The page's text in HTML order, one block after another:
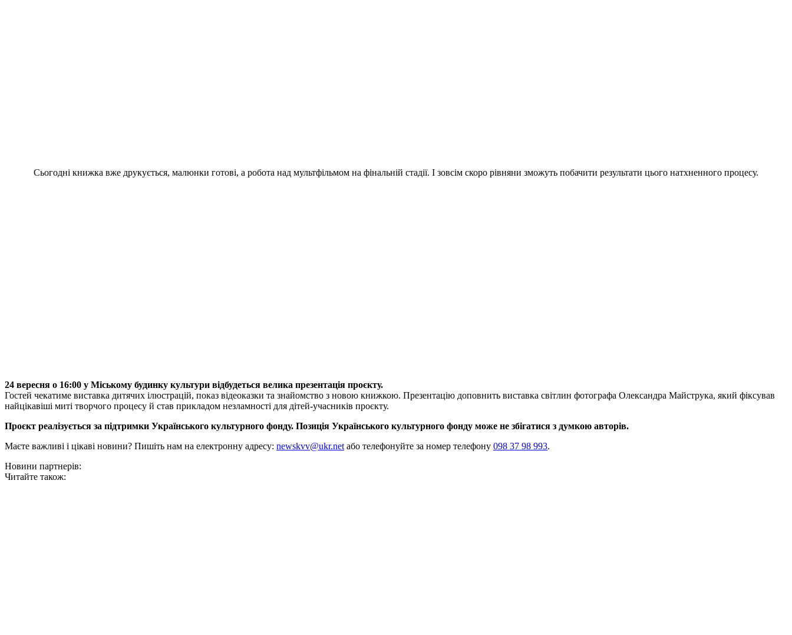
Сьогодні книжка вже друкується, малюнки готові, а робота над мультфільмом на фінальній стадії. І зовсім скоро рівняни зможуть побачити результати цього натхненного процесу.
24 вересня о 16:00 у Міському будинку культури відбудеться велика презентація проєкту.
Гостей чекатиме виставка дитячих ілюстрацій, показ відеоказки та знайомство з новою книжкою. Презентацію доповнить виставка світлин фотографа Олександра Майструка, який фіксував
найцікавіші миті творчого процесу й став прикладом незламності для дітей-учасників проєкту.
Проєкт реалізується за підтримки Українського культурного фонду. Позиція Українського культурного фонду може не збігатися з думкою авторів.
Маєте важливі і цікаві новини? Пишіть нам на електронну адресу: newskvv@ukr.netабо телефонуйте за номер телефону 098 37 98 993.
Новини партнерів:
Читайте також: